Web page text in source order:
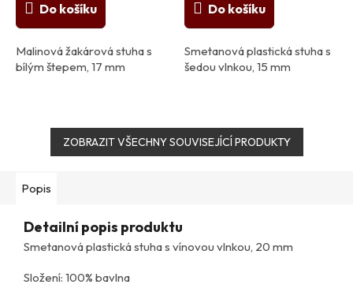
Do košíku
Malinová žakárová stuha s
bílým štepem, 17 mm
Do košíku
Smetanová plastická stuha s
šedou vlnkou, 15 mm
ZOBRAZIT VŠECHNY SOUVISEJÍCÍ PRODUKTY
Popis
Detailní popis produktu
Smetanová plastická stuha s vínovou vlnkou, 20 mm
Složení: 100% bavlna